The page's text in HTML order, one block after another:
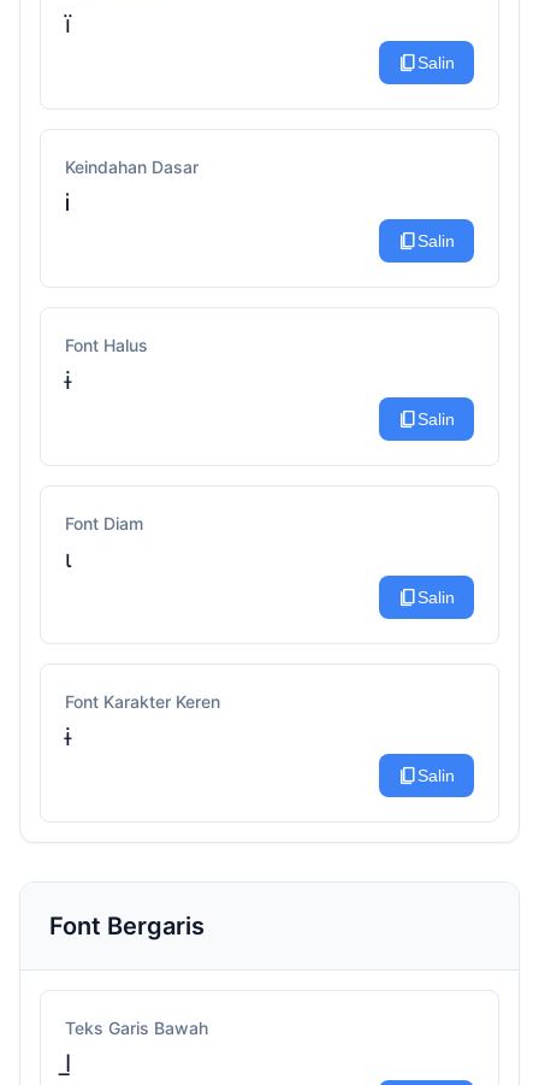
ї
content_copySalin
Keindahan Dasar
Ꭵ
content_copySalin
Font Halus
ɨ
content_copySalin
Font Diam
ι
content_copySalin
Font Karakter Keren
ɨ
content_copySalin
Font Bergaris
Teks Garis Bawah
I̲